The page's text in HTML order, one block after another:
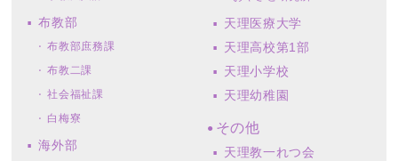
布教部
布教部庶務課
布教二課
社会福祉課
白梅寮
海外部
天理医療大学
天理高校第1部
天理小学校
天理幼稚園
その他
天理教一れつ会